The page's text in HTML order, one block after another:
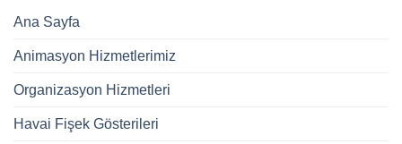
Ana Sayfa
Animasyon Hizmetlerimiz
Organizasyon Hizmetleri
Havai Fişek Gösterileri